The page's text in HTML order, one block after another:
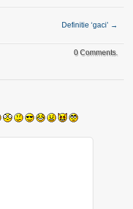
Definitie ‘gaci’ →
0 Comments.